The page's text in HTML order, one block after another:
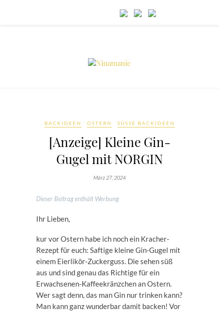
BACKIDEEN OSTERN SÜSSE BACKIDEEN
[Anzeige] Kleine Gin-
Gugel mit NORGIN
März 27, 2024
Dieser Beitrag enthält Werbung
Ihr Lieben,
kur vor Ostern habe ich noch ein Kracher-
Rezept für euch: Saftige kleine Gin-Gugel mit
einem Eierlikör-Zuckerguss. Die sehen süß
aus und sind genau das Richtige für ein
Erwachsenen-Kaffeekränzchen an Ostern.
Wer sagt denn, das man Gin nur trinken kann?
Man kann ganz wunderbar damit backen! Vor